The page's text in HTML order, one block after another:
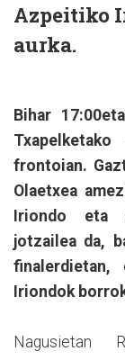
Azpeitiko
aurka.
Bihar
frontoian.
Olaetxea
Iriondo eta
jotzailea da,
finalerdietan,
Iriondok
Nagusietan